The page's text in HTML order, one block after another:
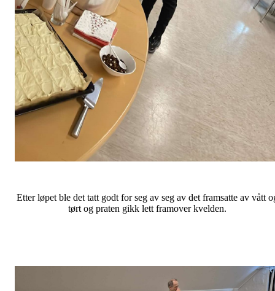
Etter løpet ble det tatt godt for seg av seg av det framsatte av vått
tørt og praten gikk lett framover kvelden.